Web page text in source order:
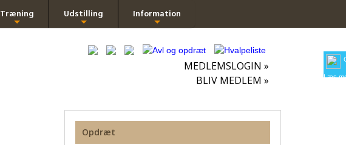
Læs
Træning Udstilling Information
MEDLEMSLOGIN »
BLIV MEDLEM »
Opdræt